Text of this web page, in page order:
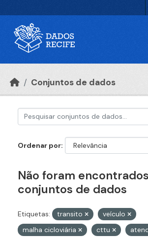
Conjuntos de dados
Ordenar por
Não foram encontrados
conjuntos de dados
Etiquetas: transito
veículo
malha cicloviária
cttu